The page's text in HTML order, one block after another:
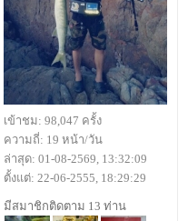
เข้าชม: 98,047 ครั้ง
ความถี่: 19 หน้า/วัน
ล่าสุด: 01-08-2569, 13:32:09
ตั้งแต่: 22-06-2555, 18:29:29
มีสมาชิกติดตาม 13 ท่าน